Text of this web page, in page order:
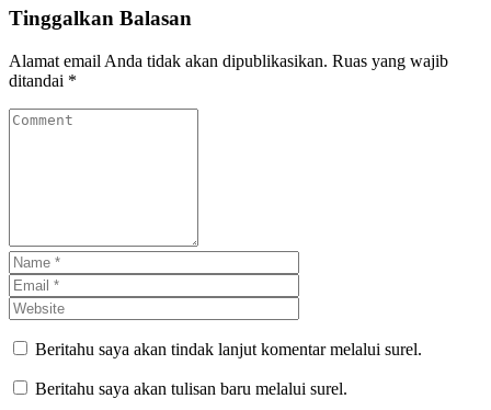
Tinggalkan Balasan
Alamat email Anda tidak akan dipublikasikan. Ruas yang wajib
ditandai *
Beritahu saya akan tindak lanjut komentar melalui surel.
Beritahu saya akan tulisan baru melalui surel.